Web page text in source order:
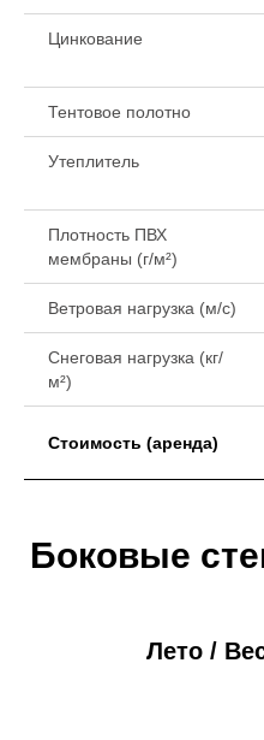
Цинкование
Тентовое полотно
Утеплитель
Плотность ПВХ
мембраны (г/м²)
Ветровая нагрузка (м/с)
Снеговая нагрузка (кг/
м²)
Стоимость (аренда)
Боковые
Лето /